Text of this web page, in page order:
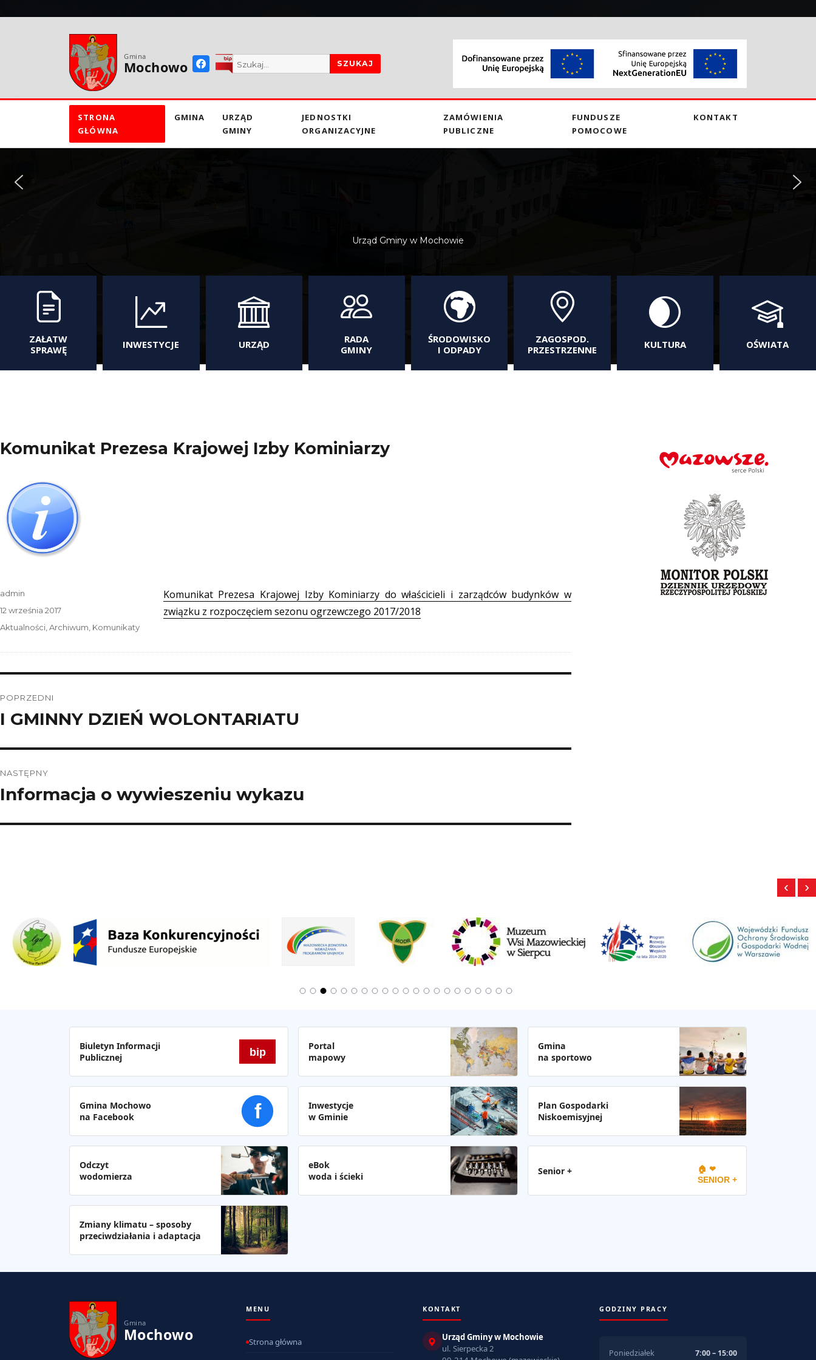
treści
Urząd Gminy w Mochowie
Gmina
Mochowo SZUKAJ
STRONA
GŁÓWNA
GMINA
URZĄD
GMINY
JEDNOSTKI
ORGANIZACYJNE
ZAMÓWIENIA
PUBLICZNE
FUNDUSZE
POMOCOWE
KONTAKT
ZAŁATW
SPRAWĘ
INWESTYCJE URZĄD
RADA
GMINY
ŚRODOWISKO
I ODPADY
ZAGOSPOD.
PRZESTRZENNE
KULTURA OŚWIATA
Komunikat Prezesa Krajowej Izby Kominiarzy
Komunikat Prezesa Krajowej Izby Kominiarzy do właścicieli i zarządców budynków w
związku z rozpoczęciem sezonu ogrzewczego 2017/2018
Autor
admin
Data
publikacji
12 września 2017
Kategorie
Aktualności,Archiwum, Komunikaty
wpisu
POPRZEDNI
Poprzedni
I GMINNY DZIEŃ WOLONTARIATU
NASTĘPNY
Następny
Informacja o wywieszeniu wykazu
‹ ›
Biuletyn Informacji
Publicznej
bip
Portal
mapowy
Gmina
na sportowo
Gmina Mochowo
na Facebook
f
Inwestycje
w Gminie
Plan Gospodarki
Niskoemisyjnej
Odczyt
wodomierza
eBok
woda i ścieki
Senior + 🏠 ❤
SENIOR +
Zmiany klimatu – sposoby
przeciwdziałania i adaptacja
Gmina
Mochowo
MENU
Strona główna
KONTAKT
Urząd Gminy w Mochowie
ul. Sierpecka 2
GODZINY PRACY
Poniedziałek 7:00 – 15:00